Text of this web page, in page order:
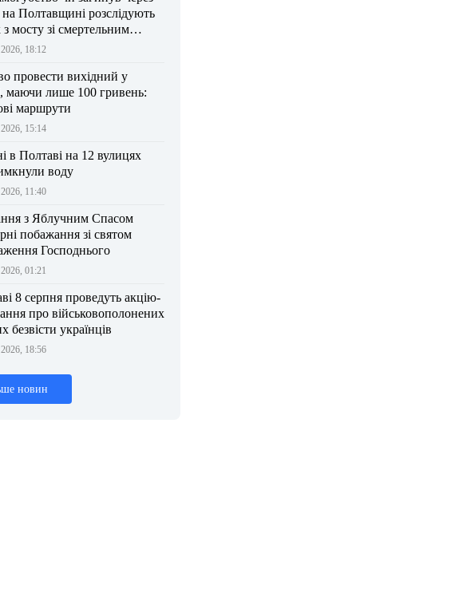
на Полтавщині розслідують
з мосту зі смертельним
18:12
провести вихідний у
маючи лише 100 гривень:
маршрути
15:14
в Полтаві на 12 вулицях
воду
11:40
з Яблучним Спасом
побажання зі святом
Господнього
01:21
8 серпня проведуть акцію-
про військовополонених
безвісти українців
18:56
новин